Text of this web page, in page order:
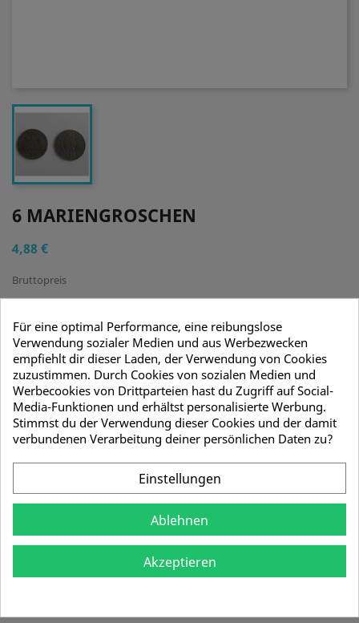
6 MARIENGROSCHEN
4,88 €
Bruttopreis
Replikat!
Ca. 32mm im Durchmesser
Mengenrabatt
Menge Stückpreis Sie sparen
10 4,28 € 5,95 €
Menge
 IN DEN WARENKORB
Sofort Lieferbar
Teilen
Für eine optimal Performance, eine reibungslose
Verwendung sozialer Medien und aus Werbezwecken
empfiehlt dir dieser Laden, der Verwendung von Cookies
zuzustimmen. Durch Cookies von sozialen Medien und
Werbecookies von Drittparteien hast du Zugriff auf Social-
Media-Funktionen und erhältst personalisierte Werbung.
Stimmst du der Verwendung dieser Cookies und der damit
verbundenen Verarbeitung deiner persönlichen Daten zu?
Einstellungen
Ablehnen
Akzeptieren